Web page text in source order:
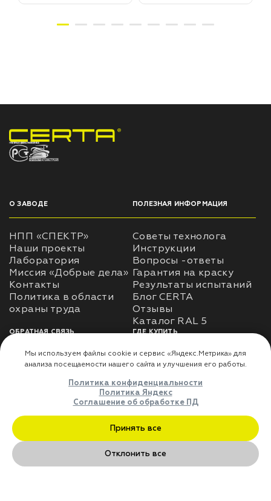
НПП «СПЕКТР» ЗАВОД ЛАКОКРАСОЧНЫХ МАТЕРИАЛОВ
О ЗАВОДЕ
НПП «СПЕКТР»
Наши проекты
Лаборатория
Миссия «Добрые дела»
Контакты
Политика в области
ПОЛЕЗНАЯ ИНФОРМАЦИЯ
Советы технолога
Инструкции
Вопросы -ответы
Гарантия на краску
Результаты испытаний
Блог CERTA
Отзывы
Каталог RAL 5
ОБРАТНАЯ СВЯЗЬ
Использование
использования личных
Оферта
ГДЕ КУПИТЬ
Доставка
Где купить
ДЛЯ ПАРТНЁРОВ
Преимущества